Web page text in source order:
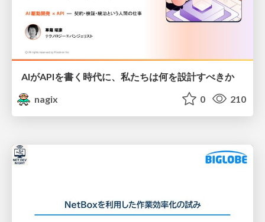
AIがAPIを書く時代に、私たちは何を設計すべきか
nagix
0 210